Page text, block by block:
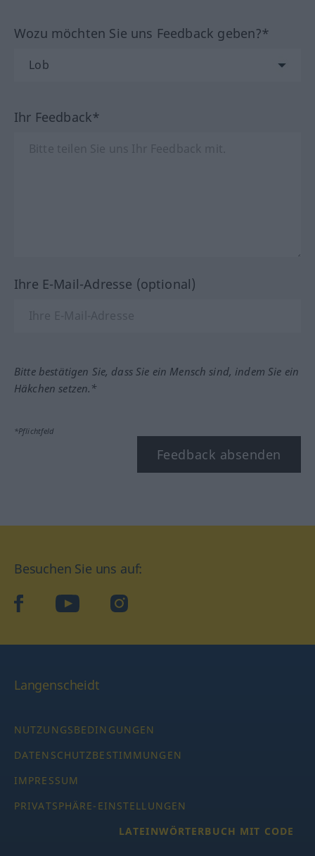
Wozu möchten Sie uns Feedback geben?*
Ihr Feedback*
Ihre E-Mail-Adresse (optional)
Bitte bestätigen Sie, dass Sie ein Mensch sind, indem Sie ein
Häkchen setzen.*
*Pflichtfeld
Feedback absenden
Besuchen Sie uns auf:
facebookYouTube Instagram
Langenscheidt
NUTZUNGSBEDINGUNGEN
DATENSCHUTZBESTIMMUNGEN
IMPRESSUM
PRIVATSPHÄRE-EINSTELLUNGEN
LATEINWÖRTERBUCH MIT CODE